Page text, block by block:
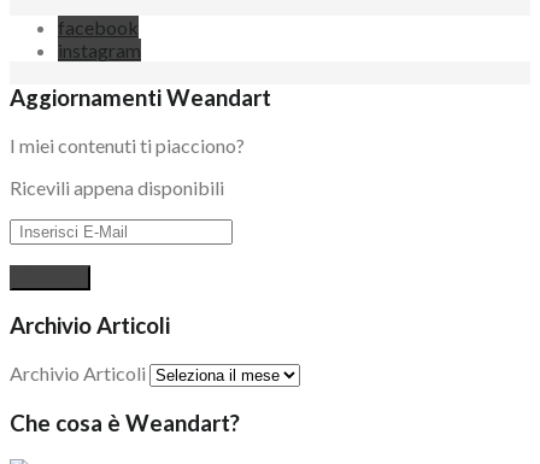
facebook
instagram
Aggiornamenti Weandart
I miei contenuti ti piacciono?
Ricevili appena disponibili
Archivio Articoli
Archivio Articoli
Che cosa è Weandart?